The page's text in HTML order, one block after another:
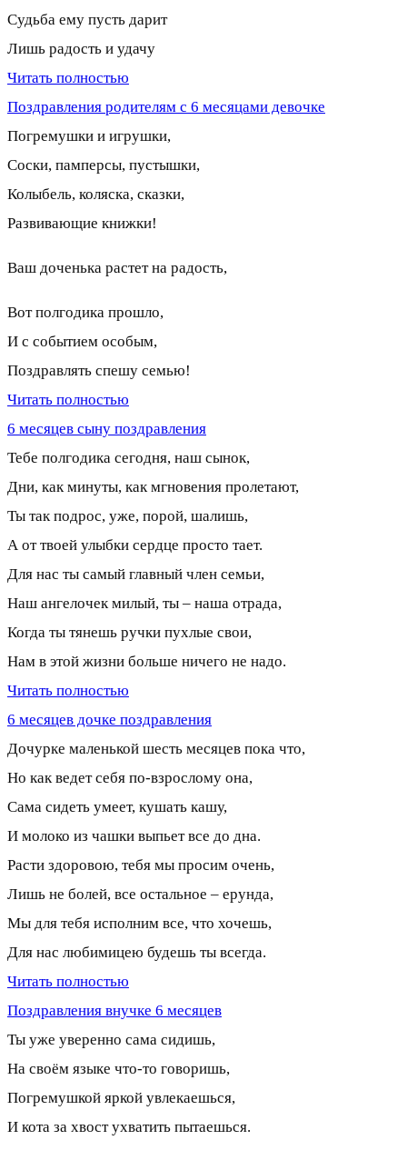
Судьба ему пусть дарит
Лишь радость и удачу
Читать полностью
Поздравления родителям с 6 месяцами девочке
Погремушки и игрушки,
Соски, памперсы, пустышки,
Колыбель, коляска, сказки,
Развивающие книжки!
Ваш доченька растет на радость,
Вот полгодика прошло,
И с событием особым,
Поздравлять спешу семью!
Читать полностью
6 месяцев сыну поздравления
Тебе полгодика сегодня, наш сынок,
Дни, как минуты, как мгновения пролетают,
Ты так подрос, уже, порой, шалишь,
А от твоей улыбки сердце просто тает.
Для нас ты самый главный член семьи,
Наш ангелочек милый, ты – наша отрада,
Когда ты тянешь ручки пухлые свои,
Нам в этой жизни больше ничего не надо.
Читать полностью
6 месяцев дочке поздравления
Дочурке маленькой шесть месяцев пока что,
Но как ведет себя по-взрослому она,
Сама сидеть умеет, кушать кашу,
И молоко из чашки выпьет все до дна.
Расти здоровою, тебя мы просим очень,
Лишь не болей, все остальное – ерунда,
Мы для тебя исполним все, что хочешь,
Для нас любимицею будешь ты всегда.
Читать полностью
Поздравления внучке 6 месяцев
Ты уже уверенно сама сидишь,
На своём языке что-то говоришь,
Погремушкой яркой увлекаешься,
И кота за хвост ухватить пытаешься.